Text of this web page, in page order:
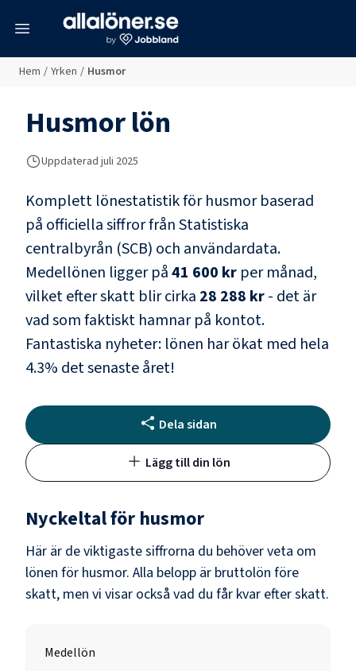
Hem / Yrken / Husmor
Husmorlön
Uppdaterad juli 2025
Komplett lönestatistik förhusmorbaserad
på officiella siffror från Statistiska
centralbyrån (SCB) och användardata.
Medellönen ligger på41 600 kr per månad,
vilket efter skatt blir cirka 28 288 kr- det är
vad som faktiskt hamnar på kontot.
Fantastiska nyheter: lönen har ökat med hela
4.3% det senaste året!
Dela sidan
Lägg till din lön
Nyckeltal för husmor
Här är de viktigaste siffrorna du behöver veta om
lönen för husmor. Alla belopp är bruttolön före
skatt, men vi visar också vad du får kvar efter skatt.
Medellön